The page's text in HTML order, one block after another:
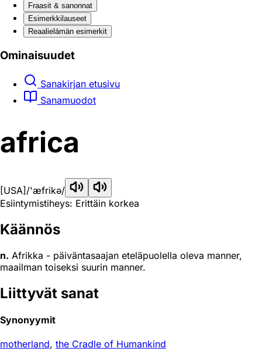
Fraasit & sanonnat
Esimerkkilauseet
Reaali­elämän esimerkit
Ominaisuudet
Sanakirjan etusivu
Sanamuodot
africa
[USA] /'æfrikə/
Esiintymistiheys: Erittäin korkea
Käännös
n. Afrikka - päiväntasaajan eteläpuolella oleva manner,
maailman toiseksi suurin manner.
Liittyvät sanat
Synonyymit
motherland, the Cradle of Humankind